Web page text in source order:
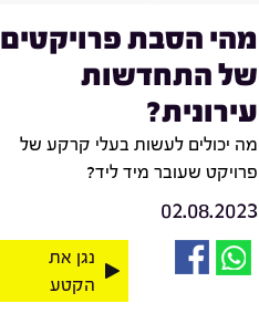
מהי הסבת פרויקטים
של התחדשות
עירונית?
מה יכולים לעשות בעלי קרקע של
פרויקט שעובר מיד ליד?
02.08.2023
נגן את
הקטע